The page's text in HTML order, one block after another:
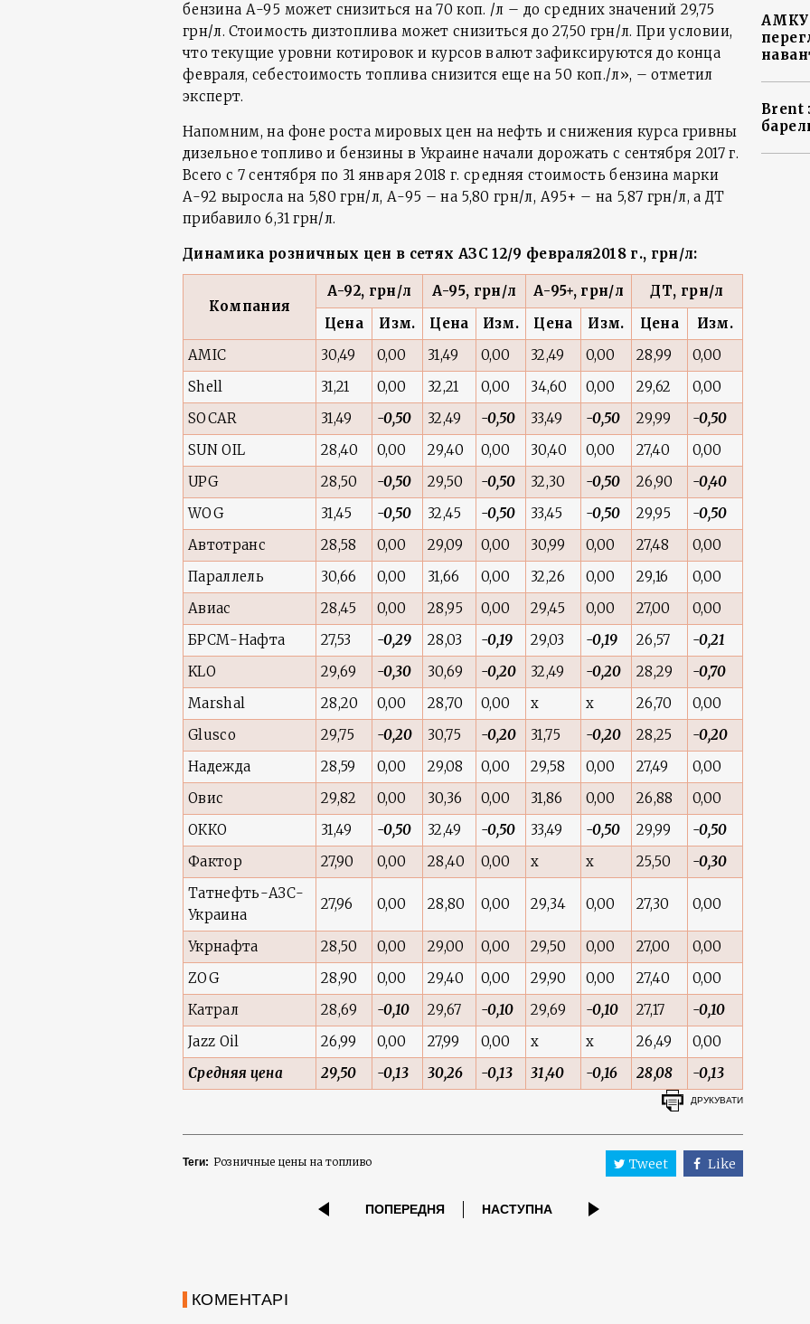
бензина А-95 может снизиться на 70 коп. /л – до средних значений 29,75
грн/л. Стоимость дизтоплива может снизиться до 27,50 грн/л. При условии,
что текущие уровни котировок и курсов валют зафиксируются до конца
февраля, себестоимость топлива снизится еще на 50 коп./л», – отметил
эксперт.
Напомним, на фоне роста мировых цен на нефть и снижения курса гривны
дизельное топливо и бензины в Украине начали дорожать с сентября 2017 г.
Всего с 7 сентября по 31 января 2018 г. средняя стоимость бензина марки
А-92 выросла на 5,80 грн/л, А-95 – на 5,80 грн/л, А95+ – на 5,87 грн/л, а ДТ
прибавило 6,31 грн/л.
Динамика розничных цен в сетях АЗС 12/9 февраля2018 г., грн/л:
Компания
А-92, грн/л А-95, грн/л А-95+, грн/л
ДТ, грн/л
Цена
Изм. Цена Изм. Цена Изм. Цена
Изм.
AMIC
30,49 0,00 31,49 0,00 32,49 0,00 28,99
0,00
Shell
31,21 0,00 32,21 0,00 34,60 0,00 29,62
0,00
SOCAR
31,49 -0,50 32,49 -0,50 33,49 -0,50 29,99
-0,50
SUN OIL
28,40 0,00 29,40 0,00 30,40 0,00 27,40
0,00
UPG
28,50 -0,50 29,50 -0,50 32,30 -0,50 26,90
-0,40
WOG
31,45 -0,50 32,45 -0,50 33,45 -0,50 29,95
-0,50
Автотранс
28,58 0,00 29,09 0,00 30,99 0,00 27,48
0,00
Параллель
30,66 0,00 31,66 0,00 32,26 0,00 29,16
0,00
Авиас
28,45 0,00 28,95 0,00 29,45 0,00 27,00
0,00
БРСМ-Нафта
27,53 -0,29 28,03 -0,19 29,03 -0,19 26,57
-0,21
KLO
29,69 -0,30 30,69 -0,20 32,49 -0,20 28,29
-0,70
Marshal
28,20 0,00 28,70 0,00 x x 26,70
0,00
Glusco
29,75 -0,20 30,75 -0,20 31,75 -0,20 28,25
-0,20
Надежда
28,59 0,00 29,08 0,00 29,58 0,00 27,49
0,00
Овис
29,82 0,00 30,36 0,00 31,86 0,00 26,88
0,00
ОККО
31,49 -0,50 32,49 -0,50 33,49 -0,50 29,99
-0,50
Фактор
27,90 0,00 28,40 0,00 x x 25,50
-0,30
Татнефть-АЗС-
Украина
27,96 0,00 28,80 0,00 29,34 0,00 27,30 0,00
Укрнафта 28,50 0,00 29,00 0,00 29,50 0,00 27,00
0,00
ZOG
28,90 0,00 29,40 0,00 29,90 0,00 27,40
0,00
Катрал
28,69 -0,10 29,67 -0,10 29,69 -0,10 27,17
-0,10
Jazz Oil
26,99 0,00 27,99 0,00 x x 26,49
0,00
Средняя цена
29,50 -0,13 30,26 -0,13 31,40 -0,16 28,08 -0,13
ДРУКУВАТИ
Теги: Розничные цены на топливо Tweet Like
ПОПЕРЕДНЯ НАСТУПНА
КОМЕНТАРІ
АМКУ
Brent